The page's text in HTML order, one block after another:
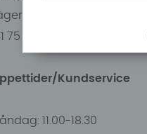
väg 8
75 Kungens Kurva
Kundservice
11.00-18.30